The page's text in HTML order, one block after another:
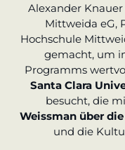
Alexander
Mittweida eG,
Hochschule
gemacht, um
Programms
Santa Clara
besucht, die
Weissman über
und die